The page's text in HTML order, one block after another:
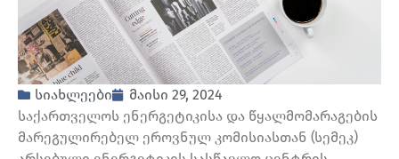
სიახლეები
მაისი 29, 2024
საქართველოს ენერგეტიკისა და წყალმომარაგების
მარეგულირებელ ეროვნულ კომისიასთან (სემეკ)